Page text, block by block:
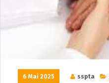
6 Mai 2025 sspta